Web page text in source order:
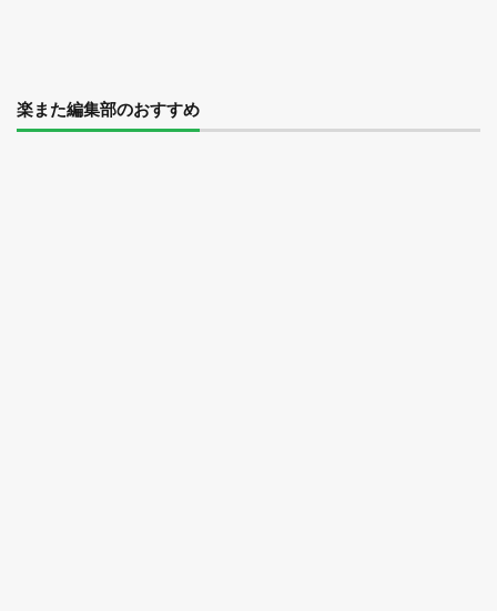
楽また編集部のおすすめ